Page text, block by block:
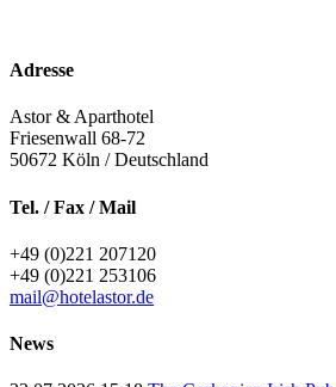
Adresse
Astor & Aparthotel
Friesenwall 68-72
50672 Köln / Deutschland
Tel. / Fax / Mail
+49 (0)221 207120
+49 (0)221 253106
mail@hotelastor.de
News